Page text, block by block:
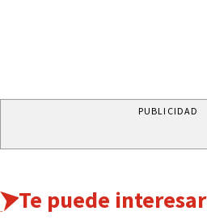
PUBLICIDAD
Te puede interesar